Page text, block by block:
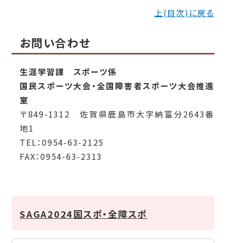
上(目次)に戻る
お問い合わせ
生涯学習課 スポーツ係
国民スポーツ大会・全国障害者スポーツ大会推進
室
〒849-1312 佐賀県鹿島市大字納富分2643番
地1
TEL：0954-63-2125
FAX：0954-63-2313
SAGA2024国スポ・全障スポ